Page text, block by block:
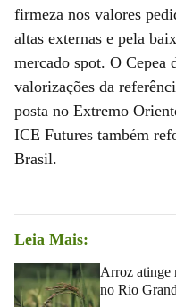
firmeza nos valores
altas externas e pela
mercado spot. O Cepea
valorizações da
posta no Extremo
ICE Futures também
Brasil.
Leia Mais:
Arroz atinge
no Rio